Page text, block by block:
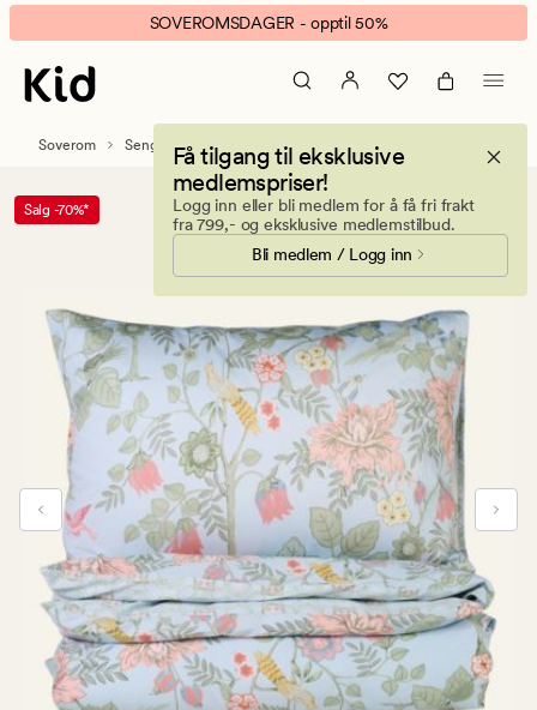
Eden
Spring
sengesett
multi
banner.
Klikk
ESCAPE
pause.
SOVEROMSDAGER - opptil 50%
Få tilgang til eksklusive
medlemspriser!
Logg inn eller bli medlem for å få fri frakt
fra 799,- og eksklusive medlemstilbud.
Bli medlem / Logg inn
Soverom Sengetøy Sateng sengesett
Salg -70%*